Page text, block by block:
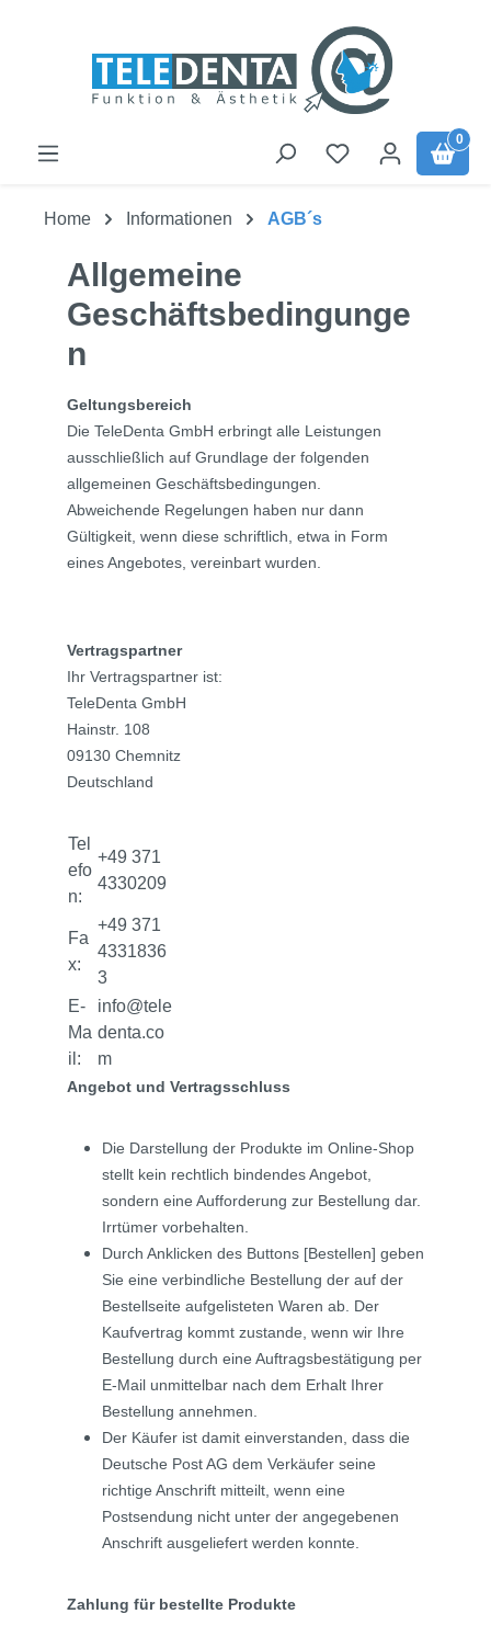
0
Home Informationen AGB´s
Allgemeine
Geschäftsbedingunge
n
Geltungsbereich
Die TeleDenta GmbH erbringt alle Leistungen
ausschließlich auf Grundlage der folgenden
allgemeinen Geschäftsbedingungen.
Abweichende Regelungen haben nur dann
Gültigkeit, wenn diese schriftlich, etwa in Form
eines Angebotes, vereinbart wurden.
Vertragspartner
Ihr Vertragspartner ist:
TeleDenta GmbH
Hainstr. 108
09130 Chemnitz
Deutschland
Tel
efo
n:
+49 371
4330209
Fa
x:
+49 371
4331836
3
E-
Ma
il:
info@tele
denta.co
m
Angebot und Vertragsschluss
Die Darstellung der Produkte im Online-Shop
stellt kein rechtlich bindendes Angebot,
sondern eine Aufforderung zur Bestellung dar.
Irrtümer vorbehalten.
Durch Anklicken des Buttons [Bestellen] geben
Sie eine verbindliche Bestellung der auf der
Bestellseite aufgelisteten Waren ab. Der
Kaufvertrag kommt zustande, wenn wir Ihre
Bestellung durch eine Auftragsbestätigung per
E-Mail unmittelbar nach dem Erhalt Ihrer
Bestellung annehmen.
Der Käufer ist damit einverstanden, dass die
Deutsche Post AG dem Verkäufer seine
richtige Anschrift mitteilt, wenn eine
Postsendung nicht unter der angegebenen
Anschrift ausgeliefert werden konnte.
Zahlung für bestellte Produkte